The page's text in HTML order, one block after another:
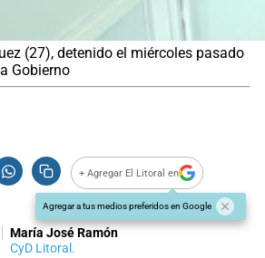
(27), detenido el miércoles pasado
Gobierno
+ Agregar El Litoral en
Agregar a tus medios preferidos en Google
María José Ramón
CyD Litoral.